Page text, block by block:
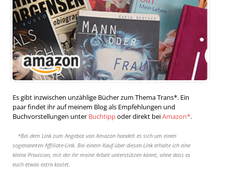
Es gibt inzwischen unzählige Bücher zum Thema Trans*. Ein
paar findet ihr auf meinem Blog als Empfehlungen und
Buchvorstellungen unter Buchtippoder direkt beiAmazon*.
*Bei dem Link zum Angebot von Amazon handelt es sich um einen
sogenannten Affiliate-Link. Bei einem Kauf über diesen Link erhalte ich eine
kleine Provision, mit der ihr meine Arbeit unterstützen könnt, ohne dass es
euch etwas extra kostet.